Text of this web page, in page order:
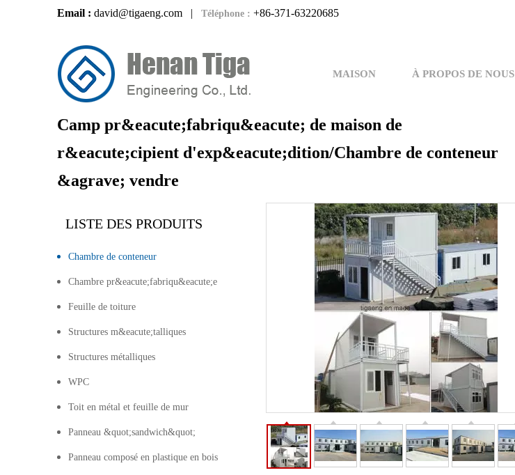
Email : david@tigaeng.com | Téléphone : +86-371-63220685
MAISON À PROPOS DE NOUS
Camp pr&eacute;fabriqu&eacute; de maison de
r&eacute;cipient d'exp&eacute;dition/Chambre de conteneur
&agrave; vendre
LISTE DES PRODUITS
Chambre de conteneur
Chambre pr&eacute;fabriqu&eacute;e
Feuille de toiture
Structures m&eacute;talliques
Structures métalliques
WPC
Toit en métal et feuille de mur
Panneau &quot;sandwich&quot;
Panneau composé en plastique en bois